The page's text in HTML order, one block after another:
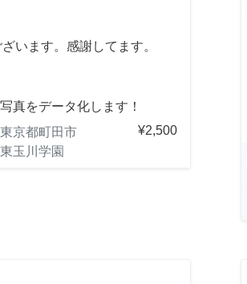
います。感謝してます。
写真をデータ化します！
東京都町田市
東玉川学園
¥2,500